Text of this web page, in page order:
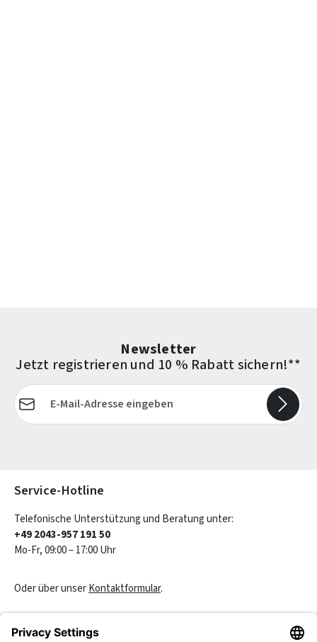
Newsletter
Jetzt registrieren und 10 % Rabatt sichern!**
E-Mail-Adresse*
Service-Hotline
Telefonische Unterstützung und Beratung unter:
+49 2043-957 191 50
Mo-Fr, 09:00 – 17:00 Uhr
Oder über unserKontaktformular.
Vertrag widerrufen